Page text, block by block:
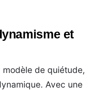
et
de quiétude,
Avec une